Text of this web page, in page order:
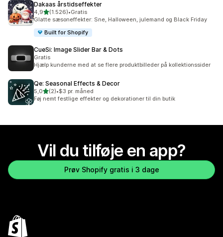
Dakaas årstidseffekter
4,9ud af 5 stjerner
(1.526)
1526 anmeldelser i alt
•Gratis
Glatte sæsoneffekter: Sne, Halloween, julemand og Black Friday
Built for Shopify
CueSi: Image Slider Bar & Dots
Gratis
Hjælp kunderne med at se flere produktbilleder på kollektionssider
Qe: Seasonal Effects & Decor
5,0ud af 5 stjerner
(2)
2 anmeldelser i alt
•$3 pr. måned
Føj nemt festlige effekter og dekorationer til din butik
Vil du tilføje en app?
Prøv Shopify gratis i 3 dage